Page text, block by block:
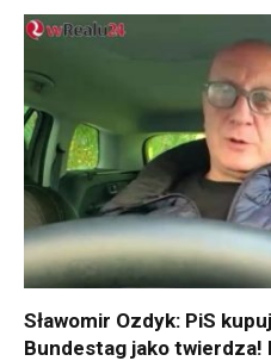
Sławomir Ozdyk: PiS
Bundestag jako twierdza!